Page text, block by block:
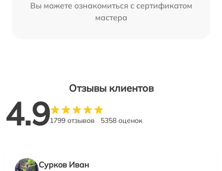
Вы можете ознакомиться с сертификатом
мастера
Отзывы клиентов
4.91799 отзывов 5358 оценок
Сурков Иван